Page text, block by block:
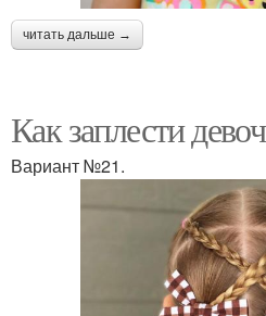
читать дальше →
Как заплести
Вариант №21.